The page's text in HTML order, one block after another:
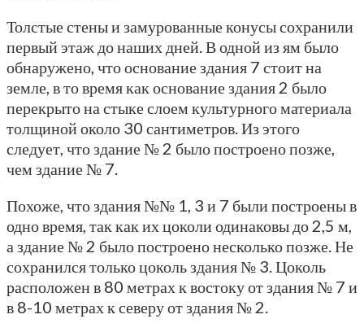
Толстые стены и замурованные конусы сохранили
первый этаж до наших дней. В одной из ям было
обнаружено, что основание здания 7 стоит на
земле, в то время как основание здания 2 было
перекрыто на стыке слоем культурного материала
толщиной около 30 сантиметров. Из этого
следует, что здание № 2 было построено позже,
чем здание № 7.
Похоже, что здания №№ 1, 3 и 7 были построены в
одно время, так как их цоколи одинаковы до 2,5 м,
а здание № 2 было построено несколько позже. Не
сохранился только цоколь здания № 3. Цоколь
расположен в 80 метрах к востоку от здания № 7 и
в 8-10 метрах к северу от здания № 2.